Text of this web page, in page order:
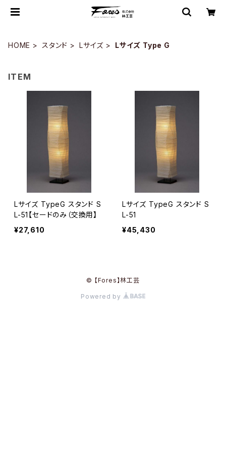
HOME スタンド Lサイズ Lサイズ Type G
ITEM
Lサイズ TypeG スタンド S
L-51【セードのみ（交換用】
¥27,610
Lサイズ TypeG スタンド S
L-51
¥45,430
© 【Fores】林工芸
Powered by